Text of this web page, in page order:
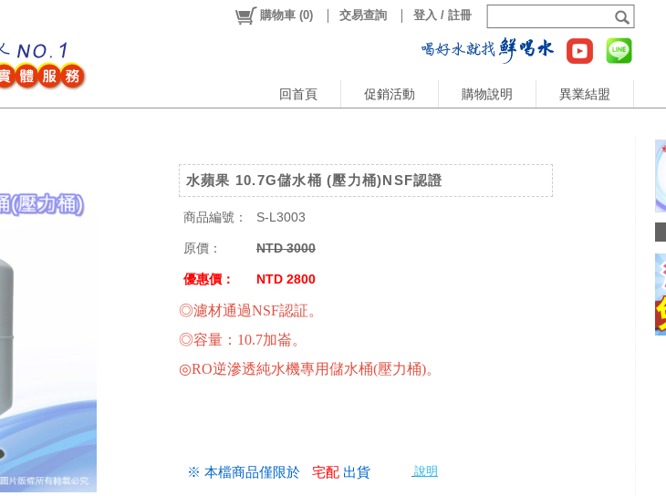
回首頁 促銷活動 購物說明 異業結盟
購物車 (0) 交易查詢 登入 / 註冊
水蘋果 10.7G儲水桶 (壓力桶)NSF認證
商品編號： S-L3003
原價： NTD 3000
優惠價： NTD 2800
◎濾材通過NSF認証。
◎容量：10.7加崙。
◎RO逆滲透純水機專用儲水桶(壓力桶)。
※ 本檔商品僅限於 宅配 出貨 說明